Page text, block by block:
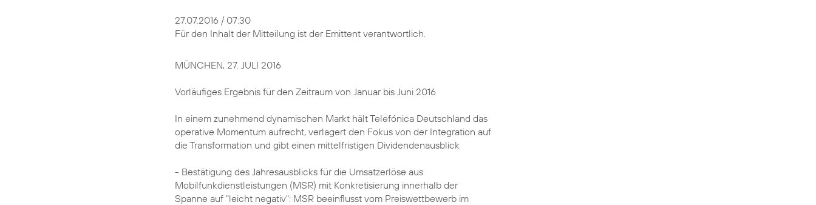
27.07.2016 / 07:30
Für den Inhalt der Mitteilung ist der Emittent verantwortlich.
MÜNCHEN, 27. JULI 2016
Vorläufiges Ergebnis für den Zeitraum von Januar bis Juni 2016
In einem zunehmend dynamischen Markt hält Telefónica Deutschland das
operative Momentum aufrecht, verlagert den Fokus von der Integration auf
die Transformation und gibt einen mittelfristigen Dividendenausblick
- Bestätigung des Jahresausblicks für die Umsatzerlöse aus
Mobilfunkdienstleistungen (MSR) mit Konkretisierung innerhalb der
Spanne auf "leicht negativ": MSR beeinflusst vom Preiswettbewerb im